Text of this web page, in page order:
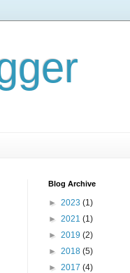
Blog Archive
► 2023 (1)
► 2021 (1)
► 2019 (2)
► 2018 (5)
► 2017 (4)